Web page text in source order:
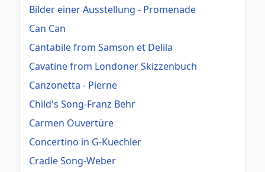
Bilder einer Ausstellung - Promenade
Can Can
Cantabile from Samson et Delila
Cavatine from Londoner Skizzenbuch
Canzonetta - Pierne
Child's Song-Franz Behr
Carmen Ouvertüre
Concertino in G-Kuechler
Cradle Song-Weber